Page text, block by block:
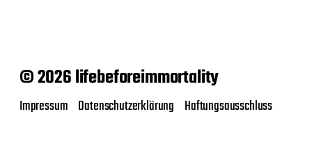
© 2026 lifebeforeimmortality
Impressum Datenschutzerklärung Haftungsausschluss